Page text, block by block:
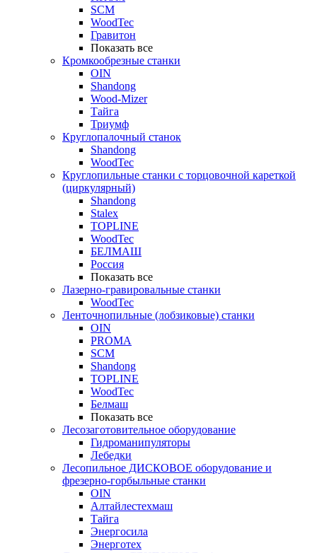
SCM
WoodTec
Гравитон
Показать все
Кромкообрезные станки
OIN
Shandong
Wood-Mizer
Тайга
Триумф
Круглопалочный станок
Shandong
WoodTec
Круглопильные станки с торцовочной кареткой
(циркулярный)
Shandong
Stalex
TOPLINE
WoodTec
БЕЛМАШ
Россия
Показать все
Лазерно-гравировальные станки
WoodTec
Ленточнопильные (лобзиковые) станки
OIN
PROMA
SCM
Shandong
TOPLINE
WoodTec
Белмаш
Показать все
Лесозаготовительное оборудование
Гидроманипуляторы
Лебедки
Лесопильное ДИСКОВОЕ оборудование и
фрезерно-горбыльные станки
OIN
Алтайлестехмаш
Тайга
Энергосила
Энерготех